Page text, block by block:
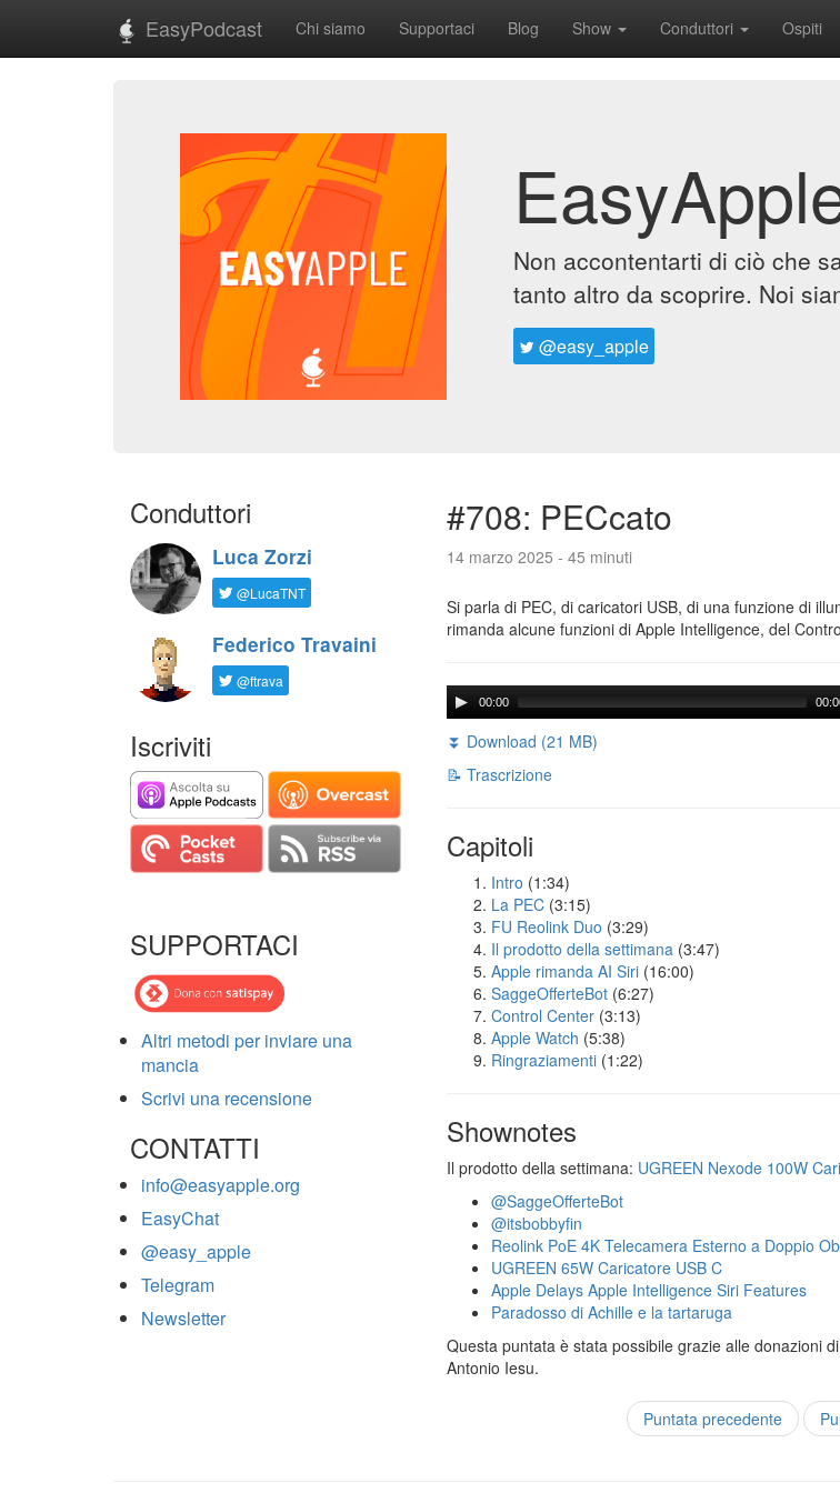
EasyPodcast Chi siamo Supportaci Blog Show Conduttori Ospiti
Non accontentarti di ciò che
tanto altro da scoprire. Noi
@easy_apple
Conduttori
Luca Zorzi
@LucaTNT
Federico Travaini
@ftrava
Iscriviti
SUPPORTACI
Altri metodi per inviare una
mancia
Scrivi una recensione
CONTATTI
info@easyapple.org
EasyChat
@easy_apple
Telegram
Newsletter
#708: PECcato
14 marzo 2025 - 45 minuti
Si parla di PEC, di caricatori USB, di una funzione di
rimanda alcune funzioni di Apple Intelligence, del
00:00
⏬ Download (21 MB)
📝 Trascrizione
Capitoli
Intro (1:34)
La PEC (3:15)
FU Reolink Duo (3:29)
Il prodotto della settimana (3:47)
Apple rimanda AI Siri (16:00)
SaggeOfferteBot (6:27)
Control Center (3:13)
Apple Watch (5:38)
Ringraziamenti (1:22)
Shownotes
Il prodotto della settimana: UGREEN Nexode 100W
@SaggeOfferteBot
@itsbobbyfin
Reolink PoE 4K Telecamera Esterno a Doppio
UGREEN 65W Caricatore USB C
Apple Delays Apple Intelligence Siri Features
Paradosso di Achille e la tartaruga
Questa puntata è stata possibile grazie alle donazioni
Antonio Iesu.
Puntata precedente